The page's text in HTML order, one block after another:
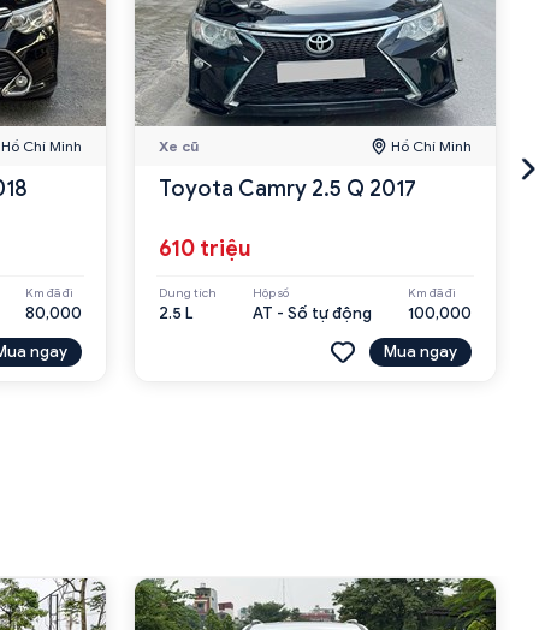
Hồ Chí Minh
Km đã đi
80,000
ngay
Xe cũ Hồ Chí Minh
Toyota Camry 2.5 Q 2017
610 triệu
Dung tích
2.5 L
Hộp số
AT - Số tự động
Km đã đi
100,000
Mua ngay